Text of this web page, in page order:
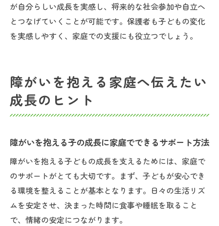
が自分らしい成長を実感し、将来的な社会参加や自立へ
とつなげていくことが可能です。保護者も子どもの変化
を実感しやすく、家庭での支援にも役立つでしょう。
障がいを抱える家庭へ伝えたい
成長のヒント
障がいを抱える子の成長に家庭でできるサポート方法
障がいを抱える子どもの成長を支えるためには、家庭で
のサポートがとても大切です。まず、子どもが安心でき
る環境を整えることが基本となります。日々の生活リズ
ムを安定させ、決まった時間に食事や睡眠を取ること
で、情緒の安定につながります。